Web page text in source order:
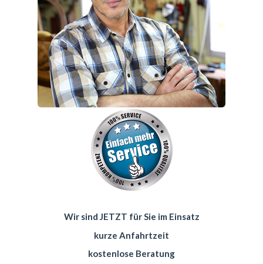
Wir sind JETZT für Sie im Einsatz
kurze Anfahrtzeit
kostenlose Beratung